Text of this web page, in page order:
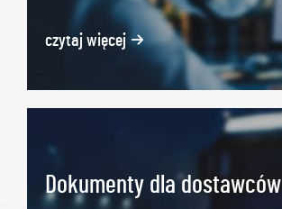
czytaj więcej
Dokumenty dla dostawców